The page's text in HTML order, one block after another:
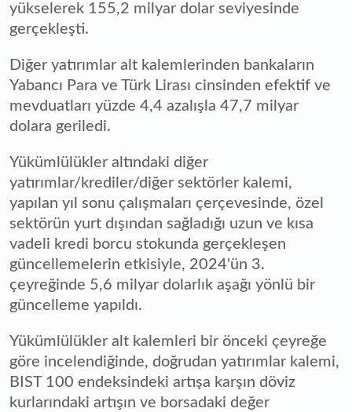
yükselerek 155,2 milyar dolar seviyesinde
gerçekleşti.
Diğer yatırımlar alt kalemlerinden bankaların
Yabancı Para ve Türk Lirası cinsinden efektif ve
mevduatları yüzde 4,4 azalışla 47,7 milyar
dolara geriledi.
Yükümlülükler altındaki diğer
yatırımlar/krediler/diğer sektörler kalemi,
yapılan yıl sonu çalışmaları çerçevesinde, özel
sektörün yurt dışından sağladığı uzun ve kısa
vadeli kredi borcu stokunda gerçekleşen
güncellemelerin etkisiyle, 2024'ün 3.
çeyreğinde 5,6 milyar dolarlık aşağı yönlü bir
güncelleme yapıldı.
Yükümlülükler alt kalemleri bir önceki çeyreğe
göre incelendiğinde, doğrudan yatırımlar kalemi,
BIST 100 endeksindeki artışa karşın döviz
kurlarındaki artışın ve borsadaki değer